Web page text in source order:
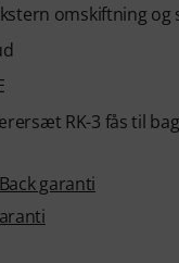
omskiftning
RK-3 fås til
garanti